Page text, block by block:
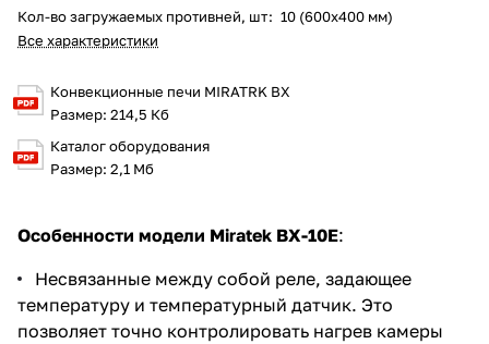
Кол-во загружаемых противней, шт: 10 (600х400 мм)
Все характеристики
Конвекционные печи MIRATRK BX
Размер: 214,5 Кб
Каталог оборудования
Размер: 2,1 Мб
Особенности модели Miratek BX-10E:
Несвязанные между собой реле, задающее
температуру и температурный датчик. Это
позволяет точно контролировать нагрев камеры